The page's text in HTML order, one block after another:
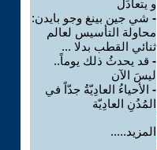
و يتعادَل
- شي جين بينغ وجو بايدن:
محاولة التأسيس لعالم
ثنائي القطب بدلا ...
- قد يحدثُ ذلك يوماً..
ليسَ الآن
- الأحياءُ العادِيّةُ جدّاً في
المُدُنِ العادِيّة
المزيد.....